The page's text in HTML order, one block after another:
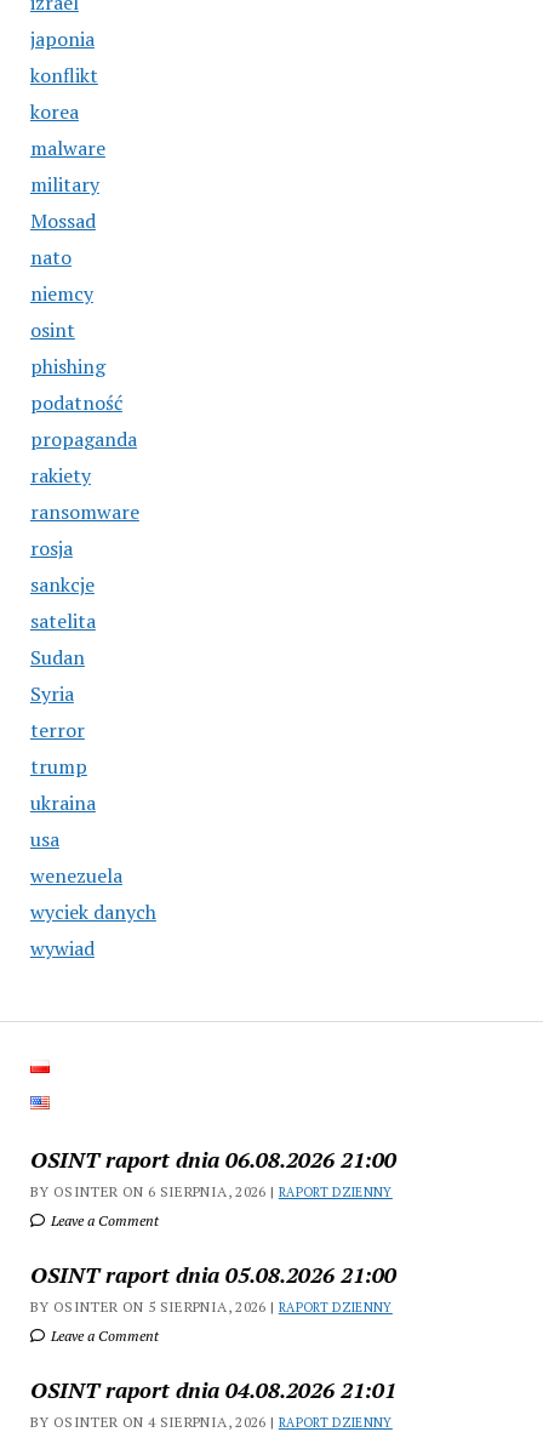
japonia
konflikt
korea
malware
military
Mossad
nato
niemcy
osint
phishing
podatność
propaganda
rakiety
ransomware
rosja
sankcje
satelita
Sudan
Syria
terror
trump
ukraina
usa
wenezuela
wyciek danych
wywiad
OSINT raport dnia 06.08.2026 21:00
BY OSINTER ON 6 SIERPNIA, 2026 | RAPORT DZIENNY
Leave a Comment
OSINT raport dnia 05.08.2026 21:00
BY OSINTER ON 5 SIERPNIA, 2026 | RAPORT DZIENNY
Leave a Comment
OSINT raport dnia 04.08.2026 21:01
BY OSINTER ON 4 SIERPNIA, 2026 | RAPORT DZIENNY